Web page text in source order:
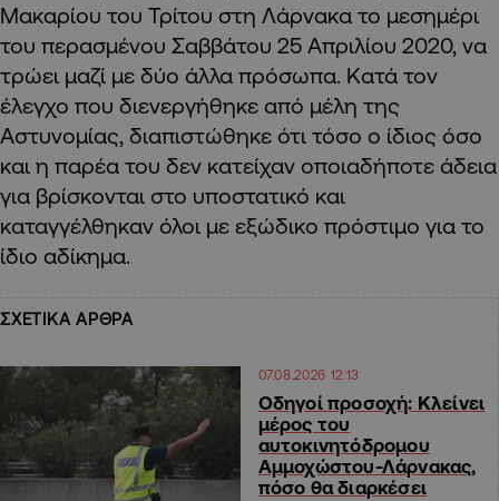
Μακαρίου του Τρίτου στη Λάρνακα το μεσημέρι
του περασμένου Σαββάτου 25 Απριλίου 2020, να
τρώει μαζί με δύο άλλα πρόσωπα. Κατά τον
έλεγχο που διενεργήθηκε από μέλη της
Αστυνομίας, διαπιστώθηκε ότι τόσο ο ίδιος όσο
και η παρέα του δεν κατείχαν οποιαδήποτε άδεια
για βρίσκονται στο υποστατικό και
καταγγέλθηκαν όλοι με εξώδικο πρόστιμο για το
ίδιο αδίκημα.
ΣΧΕΤΙΚΑ ΑΡΘΡΑ
07.08.2026 12:13
Οδηγοί προσοχή: Κλείνει
μέρος του
αυτοκινητόδρομου
Αμμοχώστου-Λάρνακας,
πόσο θα διαρκέσει